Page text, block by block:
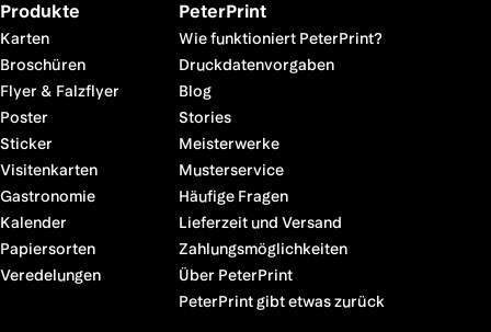
Produkte
Karten
Broschüren
Flyer & Falzflyer
Poster
Sticker
Visitenkarten
Gastronomie
Kalender
Papiersorten
Veredelungen
PeterPrint
Wie funktioniert PeterPrint?
Druckdatenvorgaben
Blog
Stories
Meisterwerke
Musterservice
Häufige Fragen
Lieferzeit und Versand
Zahlungsmöglichkeiten
Über PeterPrint
PeterPrint gibt etwas zurück